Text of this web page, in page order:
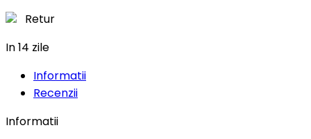
Retur
In 14 zile
Informatii
Recenzii
Informatii